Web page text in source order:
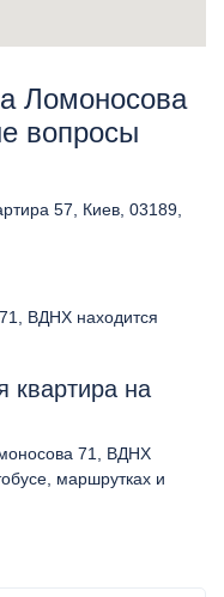
Ломоносова
вопросы
57, Киев, 03189,
ВДНХ находится
квартира на
71, ВДНХ
маршрутках и